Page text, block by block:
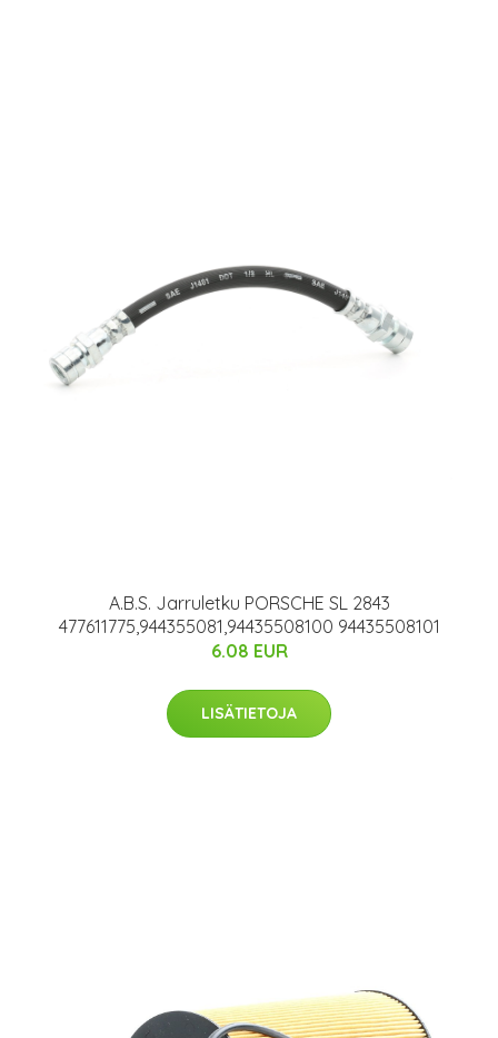
A.B.S. Jarruletku PORSCHE SL 2843
477611775,944355081,94435508100 94435508101
6.08 EUR
LISÄTIETOJA